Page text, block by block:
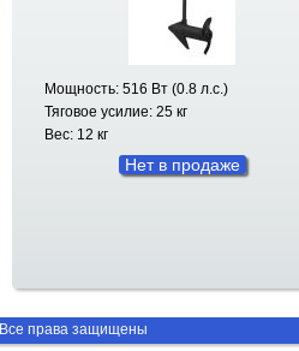
Мощность: 516 Вт (0.8 л.с.)
Тяговое усилие: 25 кг
Вес: 12 кг
Нет в продаже
Все права защищены